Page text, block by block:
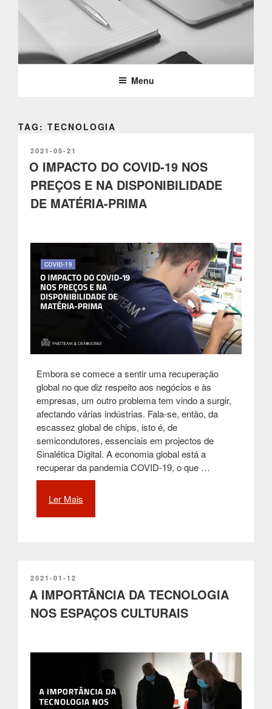
conteúdoPARTTEAM & OEMKIOSKS
BLOG
Menu
TAG: TECNOLOGIA
PUBLICADO
EM
2021-05-21
O IMPACTO DO COVID-19 NOS
PREÇOS E NA DISPONIBILIDADE
DE MATÉRIA-PRIMA
Embora se comece a sentir uma recuperação
global no que diz respeito aos negócios e às
empresas, um outro problema tem vindo a surgir,
afectando várias indústrias. Fala-se, então, da
escassez global de chips, isto é, de
semicondutores, essenciais em projectos de
Sinalética Digital. A economia global está a
recuperar da pandemia COVID-19, o que …
Ler Mais
e
na
disponibilidade
PUBLICADO
EM
2021-01-12
A IMPORTÂNCIA DA TECNOLOGIA
NOS ESPAÇOS CULTURAIS